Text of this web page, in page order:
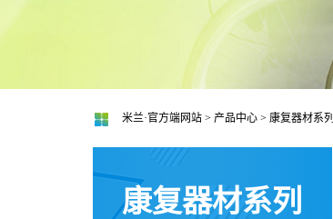
米兰·官方端网站 > 产品中心 > 康复器材系列
康复器材系列